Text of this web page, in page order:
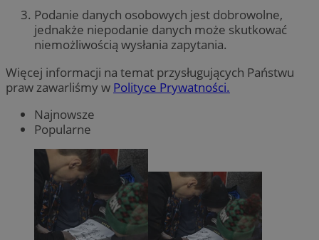
Podanie danych osobowych jest dobrowolne,
jednakże niepodanie danych może skutkować
niemożliwością wysłania zapytania.
Więcej informacji na temat przysługujących Państwu
praw zawarliśmy w Polityce Prywatności.
Najnowsze
Popularne